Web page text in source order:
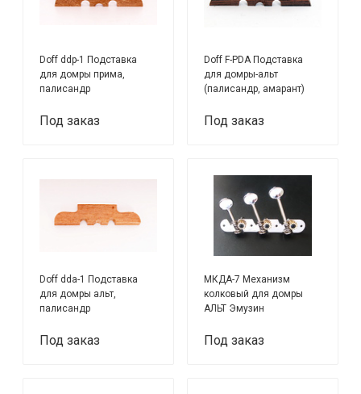
Doff ddp-1 Подставка
для домры прима,
палисандр
Под заказ
Doff F-PDA Подставка
для домры-альт
(палисандр, амарант)
Под заказ
Doff dda-1 Подставка
для домры альт,
палисандр
Под заказ
МКДА-7 Механизм
колковый для домры
АЛЬТ Эмузин
Под заказ